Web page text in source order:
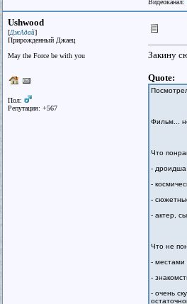
Видеоканал:
Ushwood
[ДжАдай]
Прирожденный Джаец
May the Force be with you
Пол:
Репутация: +567
Закину
Quote:
Фильм...
Что
-
-
-
- актер,
Что не
- местами
-
- очень